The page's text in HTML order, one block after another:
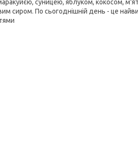
суницею, яблуком, кокосом,
сиром. По сьогоднішній день - це